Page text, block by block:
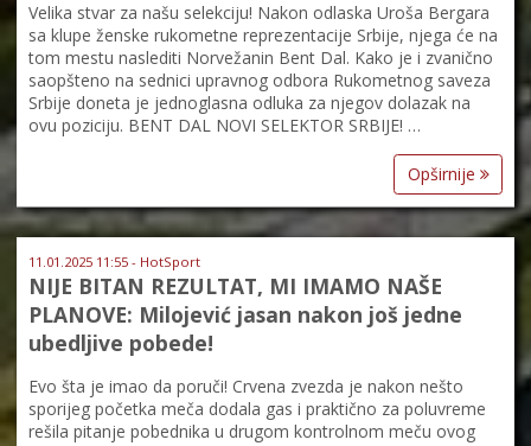
Velika stvar za našu selekciju! Nakon odlaska Uroša Bergara
sa klupe ženske rukometne reprezentacije Srbije, njega će na
tom mestu naslediti Norvežanin Bent Dal. Kako je i zvanično
saopšteno na sednici upravnog odbora Rukometnog saveza
Srbije doneta je jednoglasna odluka za njegov dolazak na
ovu poziciju. BENT DAL NOVI SELEKTOR SRBIJE! …
Opširnije
11.01.2025 11:55 - HotSport
NIJE BITAN REZULTAT, MI IMAMO NAŠE
PLANOVE: Milojević jasan nakon još jedne
ubedljive pobede!
Evo šta je imao da poruči! Crvena zvezda je nakon nešto
sporijeg početka meča dodala gas i praktično za poluvreme
rešila pitanje pobednika u drugom kontrolnom meču ovog